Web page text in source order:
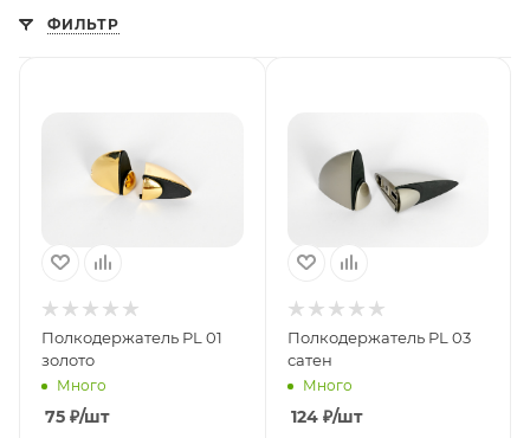
ФИЛЬТР
Полкодержатель PL 01
золото
Много
75 ₽/шт
Полкодержатель PL 03
сатен
Много
124₽/шт